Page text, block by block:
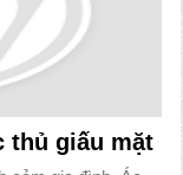
thủ giấu mặt